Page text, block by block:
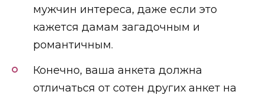
мужчин интереса, даже если это
кажется дамам загадочным и
романтичным.
Конечно, ваша анкета должна
отличаться от сотен других анкет на